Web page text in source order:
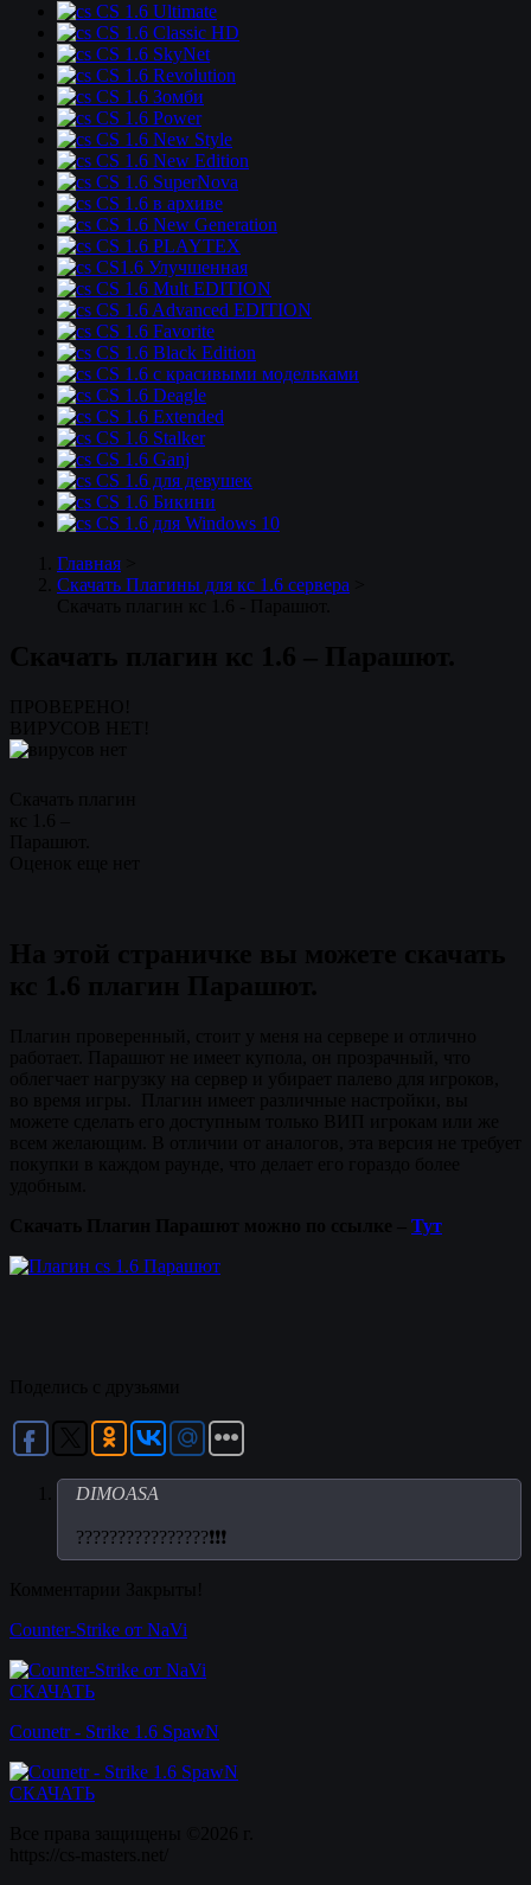
CS 1.6 Ultimate
CS 1.6 Classic HD
CS 1.6 SkyNet
CS 1.6 Revolution
CS 1.6 Зомби
CS 1.6 Power
CS 1.6 New Style
CS 1.6 New Edition
CS 1.6 SuperNova
CS 1.6 в архиве
CS 1.6 New Generation
CS 1.6 PLAYTEX
CS1.6 Улучшенная
CS 1.6 Mult EDITION
CS 1.6 Advanced EDITION
CS 1.6 Favorite
CS 1.6 Black Edition
CS 1.6 с красивыми модельками
CS 1.6 Deagle
CS 1.6 Extended
CS 1.6 Stalker
CS 1.6 Ganj
CS 1.6 для девушек
CS 1.6 Бикини
CS 1.6 для Windows 10
Главная
Скачать Плагины для кс 1.6 сервера
Тут
DIMOASA
????????????????❗❗❗
Counter-Strike от NaVi
СКАЧАТЬ
Counetr - Strike 1.6 SpawN
СКАЧАТЬ